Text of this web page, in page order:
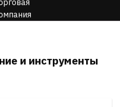
и инструменты